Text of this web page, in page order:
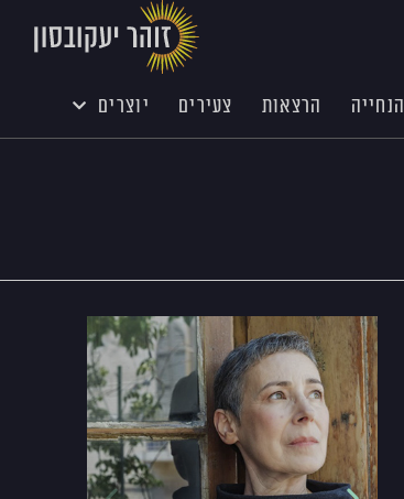
הנחייה הרצאות צעירים יוצרים